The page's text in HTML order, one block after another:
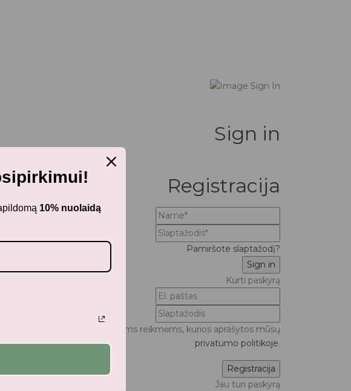
Sign in
Registracija
Pamiršote slaptažodį?
Kurti paskyrą
paskyros valdymui bei kitoms reikmėms, kurios aprašytos mūsų
privatumo politikoje.
Jau turi paskyrą
10% nuolaidą